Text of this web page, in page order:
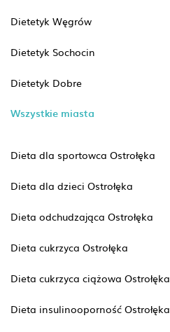
Dietetyk Węgrów
Dietetyk Sochocin
Dietetyk Dobre
Wszystkie miasta
Dieta dla sportowca Ostrołęka
Dieta dla dzieci Ostrołęka
Dieta odchudzająca Ostrołęka
Dieta cukrzyca Ostrołęka
Dieta cukrzyca ciążowa Ostrołęka
Dieta insulinooporność Ostrołęka